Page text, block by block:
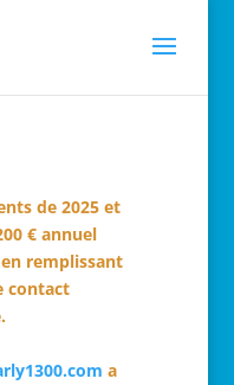
de 2025 et
€ annuel
remplissant
contact
a